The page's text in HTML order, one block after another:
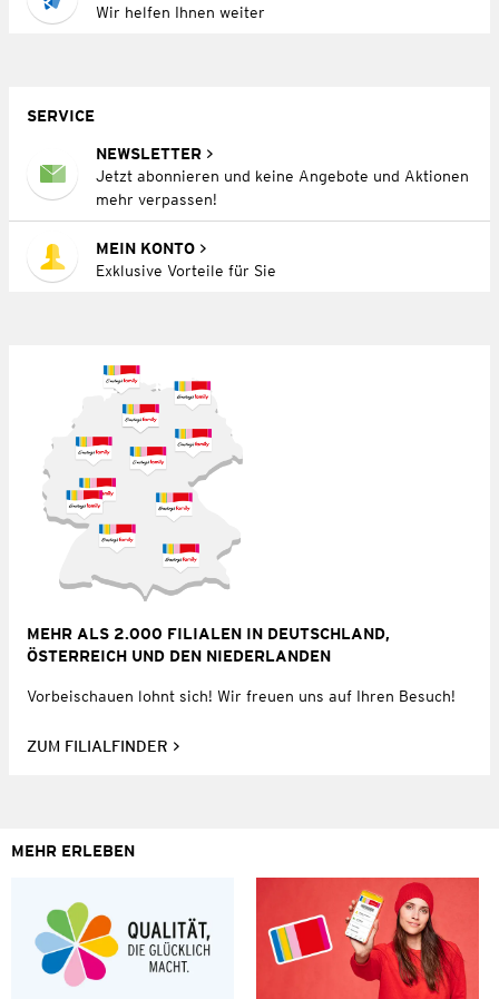
Wir helfen Ihnen weiter
SERVICE
NEWSLETTER
Jetzt abonnieren und keine Angebote und Aktionen
mehr verpassen!
MEIN KONTO
Exklusive Vorteile für Sie
MEHR ALS 2.000 FILIALEN IN DEUTSCHLAND,
ÖSTERREICH UND DEN NIEDERLANDEN
Vorbeischauen lohnt sich! Wir freuen uns auf Ihren Besuch!
ZUM FILIALFINDER
MEHR ERLEBEN